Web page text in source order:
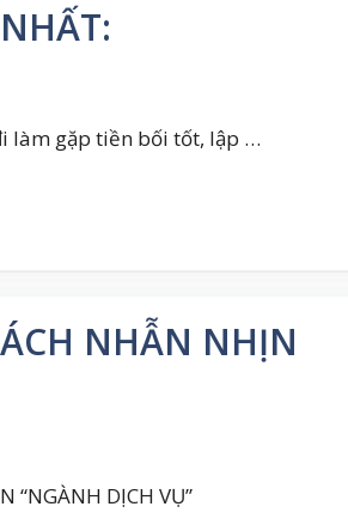
làm gặp tiền bối tốt, lập …
NHẪN NHỊN
“NGÀNH DỊCH VỤ”